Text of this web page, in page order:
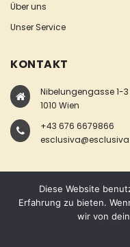
Über uns
Unser Service
KONTAKT
Nibelungengasse 1-3
1010 Wien
+43 676 6679866
Diese Website
Erfahrung zu bieten.
wir von